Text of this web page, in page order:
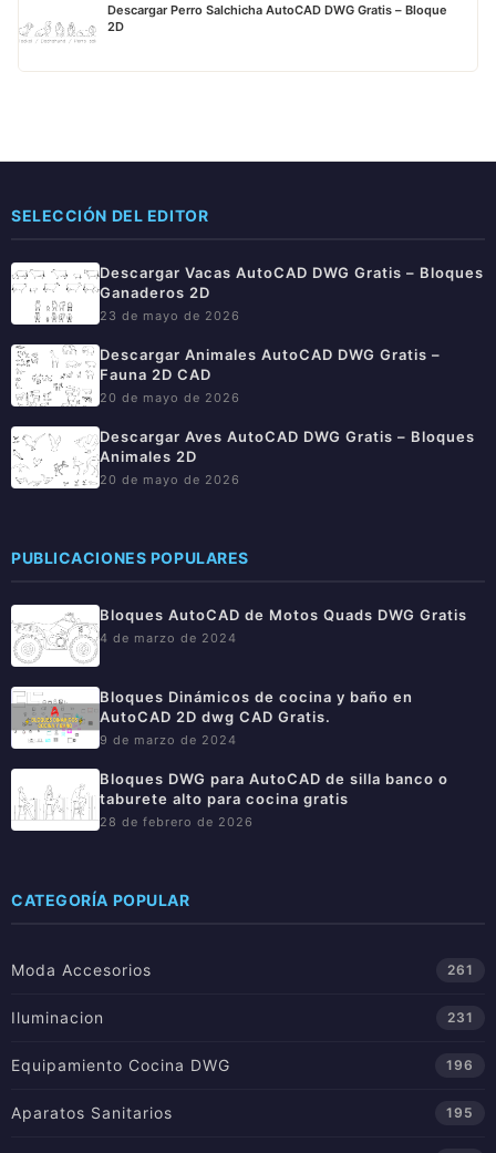
Descargar Perro Salchicha AutoCAD DWG Gratis – Bloque
2D
SELECCIÓN DEL EDITOR
Descargar Vacas AutoCAD DWG Gratis – Bloques
Ganaderos 2D
23 de mayo de 2026
Descargar Animales AutoCAD DWG Gratis –
Fauna 2D CAD
20 de mayo de 2026
Descargar Aves AutoCAD DWG Gratis – Bloques
Animales 2D
20 de mayo de 2026
PUBLICACIONES POPULARES
Bloques AutoCAD de Motos Quads DWG Gratis
4 de marzo de 2024
Bloques Dinámicos de cocina y baño en
AutoCAD 2D dwg CAD Gratis.
9 de marzo de 2024
Bloques DWG para AutoCAD de silla banco o
taburete alto para cocina gratis
28 de febrero de 2026
CATEGORÍA POPULAR
Moda Accesorios 261
Iluminacion 231
Equipamiento Cocina DWG 196
Aparatos Sanitarios 195